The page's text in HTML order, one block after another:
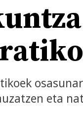
eta